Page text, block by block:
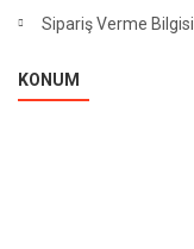
Sipariş Verme Bilgisi
KONUM